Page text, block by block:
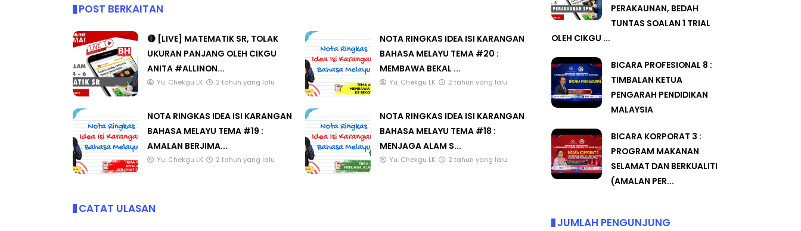
POST BERKAITAN
🔴 [LIVE] MATEMATIK SR, TOLAK
UKURAN PANJANG OLEH CIKGU
ANITA #ALLINON...
Yu. Chekgu LK 2 tahun yang lalu
NOTA RINGKAS IDEA ISI KARANGAN
BAHASA MELAYU TEMA #20 :
MEMBAWA BEKAL ...
Yu. Chekgu LK 2 tahun yang lalu
NOTA RINGKAS IDEA ISI KARANGAN
BAHASA MELAYU TEMA #19 :
AMALAN BERJIMA...
Yu. Chekgu LK 2 tahun yang lalu
NOTA RINGKAS IDEA ISI KARANGAN
BAHASA MELAYU TEMA #18 :
MENJAGA ALAM S...
Yu. Chekgu LK 2 tahun yang lalu
CATAT ULASAN
PERAKAUNAN, BEDAH
TUNTAS SOALAN 1 TRIAL
OLEH CIKGU ...
BICARA PROFESIONAL 8 :
TIMBALAN KETUA
PENGARAH PENDIDIKAN
MALAYSIA
BICARA KORPORAT 3 :
PROGRAM MAKANAN
SELAMAT DAN BERKUALITI
(AMALAN PER...
JUMLAH PENGUNJUNG